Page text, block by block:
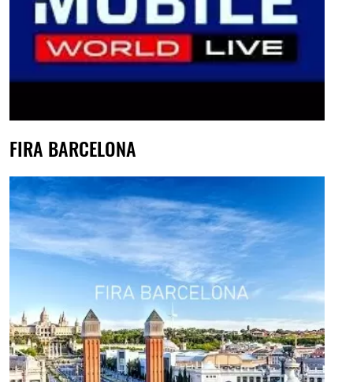
FIRA BARCELONA